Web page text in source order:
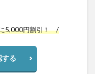
5,000円割引！ /
する